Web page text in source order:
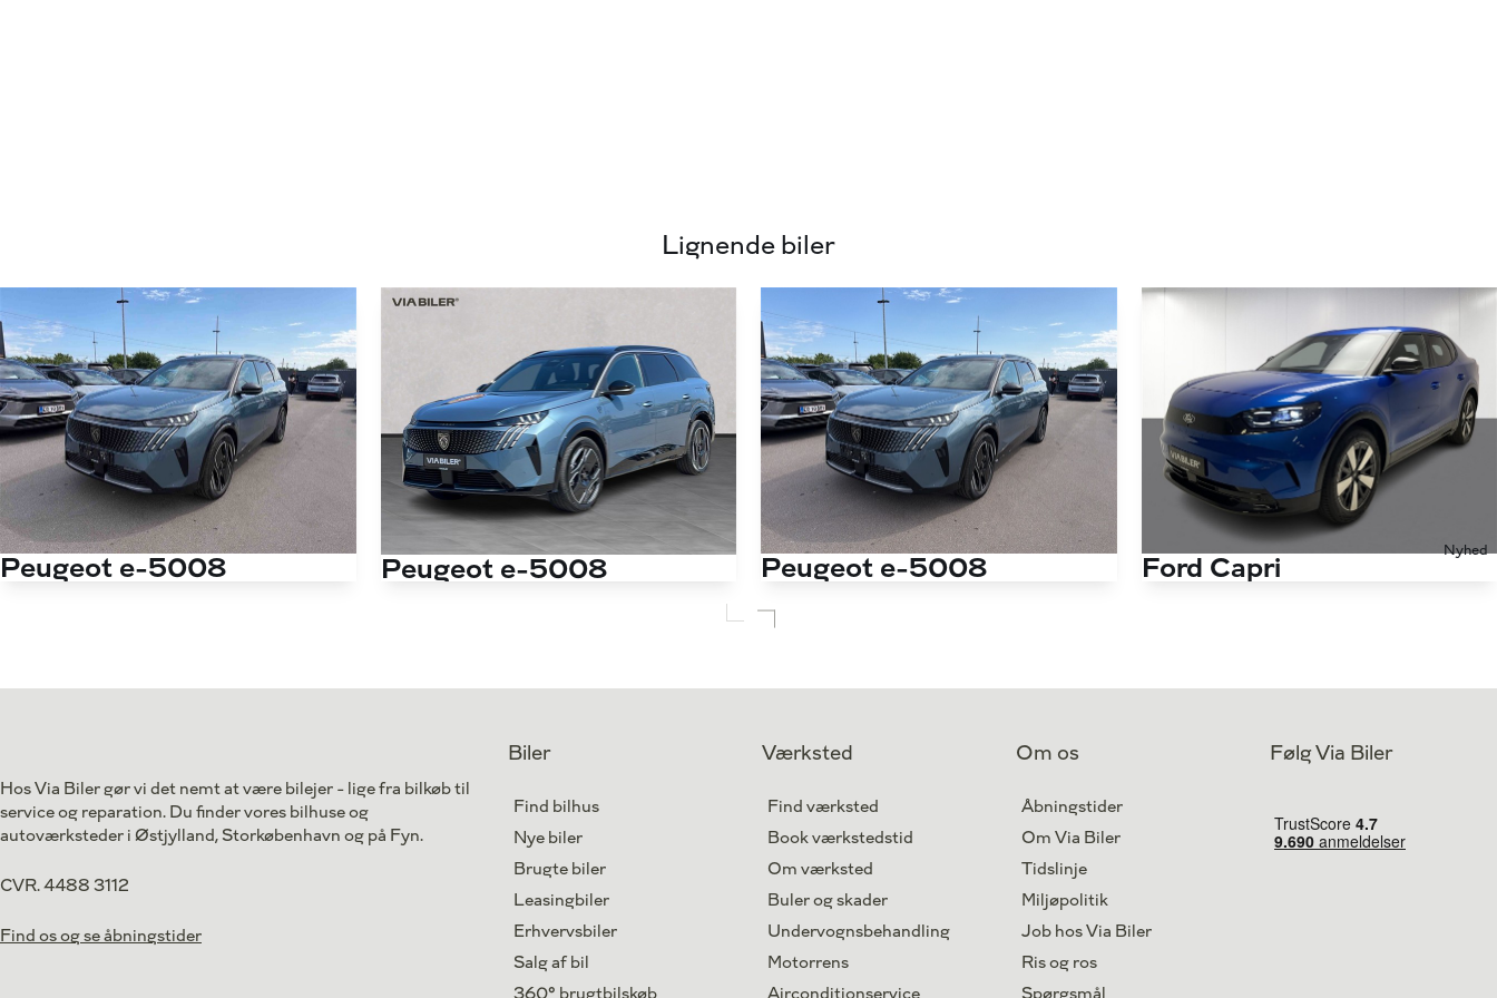
Lignende biler
Peugeot e-5008
Kontant
324.800kr.
Peugeot e-5008
Drivmiddel
El
Kontant
Peugeot e-5008
Lokation
Valby
Nyhed
Ford Capri
Hos Via Biler gør vi det nemt at være bilejer - lige fra bilkøb til
service og reparation. Du finder vores bilhuse og
autoværksteder i Østjylland, Storkøbenhavn og på Fyn.
CVR. 4488 3112
Find os og se åbningstider
Biler
Find bilhus
Nye biler
Brugte biler
Leasingbiler
Erhvervsbiler
Salg af bil
360° brugtbilskøb
Værksted
Find værksted
Book værkstedstid
Om værksted
Buler og skader
Undervognsbehandling
Motorrens
Airconditionservice
Om os
Åbningstider
Om Via Biler
Tidslinje
Miljøpolitik
Job hos Via Biler
Ris og ros
Spørgsmål
Følg Via Biler